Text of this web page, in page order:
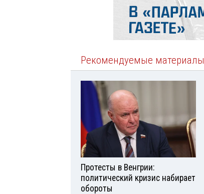
Рекомендуемые материалы
Протесты в Венгрии:
политический кризис набирает
обороты